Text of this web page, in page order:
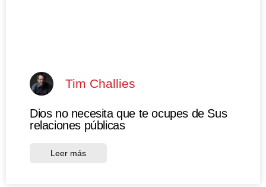
Tim Challies
Dios no necesita que te ocupes de Sus
relaciones públicas
Leer más